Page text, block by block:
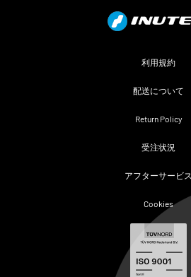
利用規約
配送について
Return Policy
受注状況
アフターサービス
Cookies